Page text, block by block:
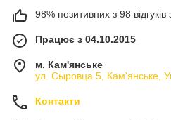
98% позитивних з 98 відгуків
Працює з 04.10.2015
м. Кам'янське
ул. Сыровца 5, Кам'янське,
Контакти